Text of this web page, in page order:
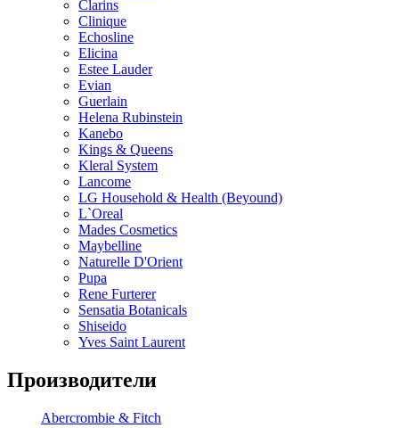
Clarins
Clinique
Echosline
Elicina
Estee Lauder
Evian
Guerlain
Helena Rubinstein
Kanebo
Kings & Queens
Kleral System
Lancome
LG Household & Health (Beyound)
L`Oreal
Mades Cosmetics
Maybelline
Naturelle D'Orient
Pupa
Rene Furterer
Sensatia Botanicals
Shiseido
Yves Saint Laurent
Производители
Abercrombie & Fitch